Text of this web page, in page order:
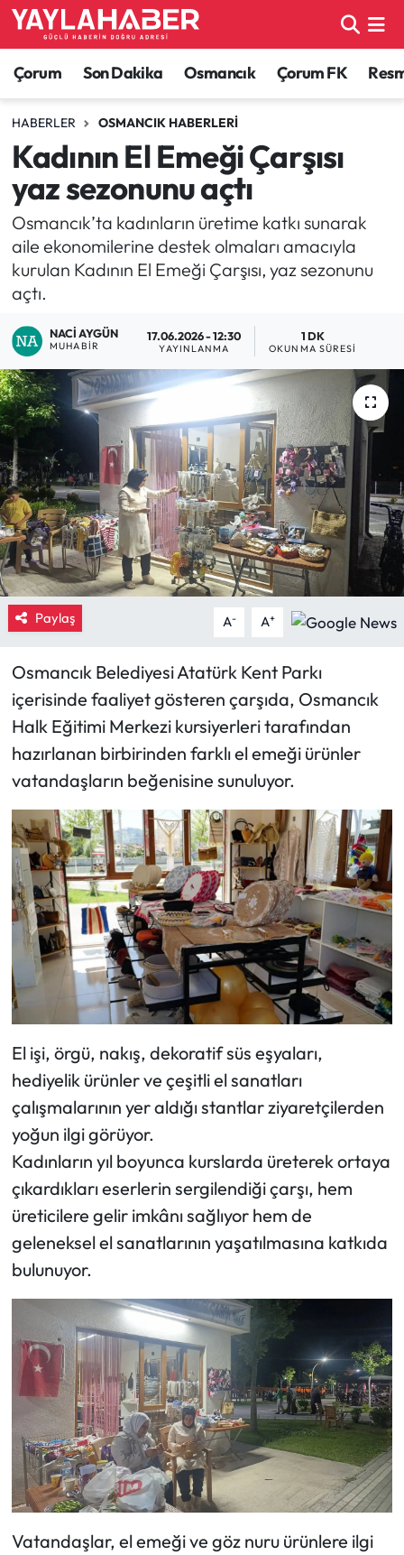
Çorum Son Dakika Osmancık Çorum FK
HABERLER OSMANCIK HABERLERI
Kadının El Emeği Çarşısı
yaz sezonunu açtı
Osmancık’ta kadınların üretime katkı sunarak
aile ekonomilerine destek olmaları amacıyla
kurulan Kadının El Emeği Çarşısı, yaz sezonunu
açtı.
NACI AYGÜN
MUHABIR
17.06.2026 - 12:30
YAYINLANMA
1 DK
OKUNMA SÜRESI
Paylaş A- A+
Osmancık Belediyesi Atatürk Kent Parkı
içerisinde faaliyet gösteren çarşıda, Osmancık
Halk Eğitimi Merkezi kursiyerleri tarafından
hazırlanan birbirinden farklı el emeği ürünler
vatandaşların beğenisine sunuluyor.
El işi, örgü, nakış, dekoratif süs eşyaları,
hediyelik ürünler ve çeşitli el sanatları
çalışmalarının yer aldığı stantlar ziyaretçilerden
yoğun ilgi görüyor.
Kadınların yıl boyunca kurslarda üreterek ortaya
çıkardıkları eserlerin sergilendiği çarşı, hem
üreticilere gelir imkânı sağlıyor hem de
geleneksel el sanatlarının yaşatılmasına katkıda
bulunuyor.
Vatandaşlar, el emeği ve göz nuru ürünlere ilgi
Alaca Haberleri
Bayat Haberleri
Bilgi - Keşfet Haberleri
Bilim ve Teknoloji
Boğazkale Haberleri
Çorum Son Dakika Haberleri
Dodurga Haberleri
Ekonomi
Güncel
İskilip Haberleri
Kargı Haberleri
Kimdir?
Kültür Sanat
Laçin Haberleri
Mecitözü Haberleri
Oğuzlar Haberleri
Ortaköy Haberleri
Osmancık Haberleri
Resmi İlan
Resmi Reklam
Sağlık
Siyaset
Spor
Sungurlu Haberleri
Turizm
Uğurludağ Haberleri
Yaşam
Yayla Haber
Yemek Tarifleri
Çorum Nöbetçi Eczaneler
Çorum Hava Durumu
Çorum Namaz Vakitleri
Çorum Trafik Yoğunluk Haritası
TFF 1.Lig Puan Durumu ve Fikstür
Son Dakika Haberleri
Haber Arşivi